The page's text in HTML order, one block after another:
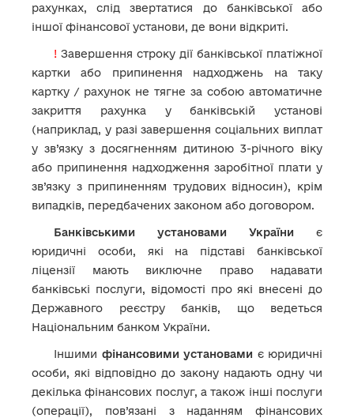
рахунках, слід звертатися до банківської або
іншої фінансової установи, де вони відкриті.
!Завершення строку дії банківської платіжної
картки або припинення надходжень на таку
картку / рахунок не тягне за собою автоматичне
закриття рахунка у банківській установі
(наприклад, у разі завершення соціальних виплат
у зв’язку з досягненням дитиною 3-річного віку
або припинення надходження заробітної плати у
зв’язку з припиненням трудових відносин), крім
випадків, передбачених законом або договором.
Банківськими установами України є
юридичні особи, які на підставі банківської
ліцензії мають виключне право надавати
банківські послуги, відомості про які внесені до
Державного реєстру банків, що ведеться
Національним банком України.
Іншими фінансовими установами є юридичні
особи, які відповідно до закону надають одну чи
декілька фінансових послуг, а також інші послуги
(операції), пов’язані з наданням фінансових